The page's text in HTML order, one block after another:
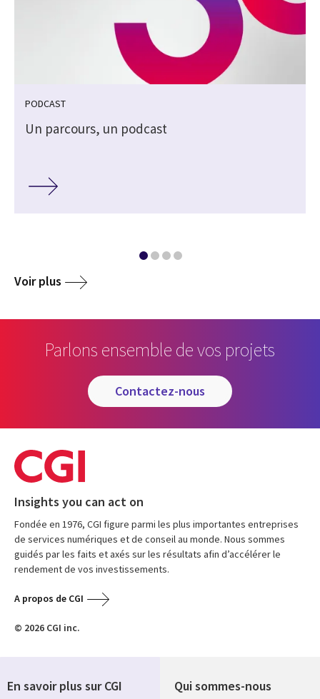
PODCAST
Un parcours, un podcast
Voir plus
Parlons ensemble de vos projets
contactez-nous
Insights you can act on
Fondée en 1976, CGI figure parmi les plus importantes entreprises
de services numériques et de conseil au monde. Nous sommes
guidés par les faits et axés sur les résultats afin d’accélérer le
rendement de vos investissements.
A propos de CGI
© 2026 CGI inc.
Qui sommes-nous
En savoir plus sur CGI